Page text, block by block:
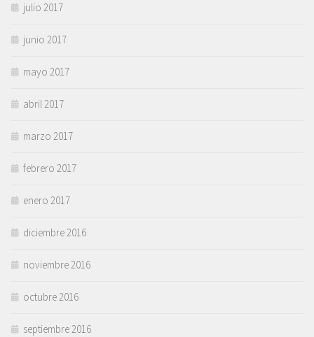
julio 2017
junio 2017
mayo 2017
abril 2017
marzo 2017
febrero 2017
enero 2017
diciembre 2016
noviembre 2016
octubre 2016
septiembre 2016